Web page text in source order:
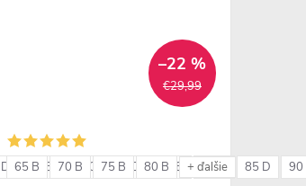
80 B 80 C 80 D 85 B 85 C 85 D 90
€29,99
–22 %
65 B 70 B 75 B 80 B + ďalšie